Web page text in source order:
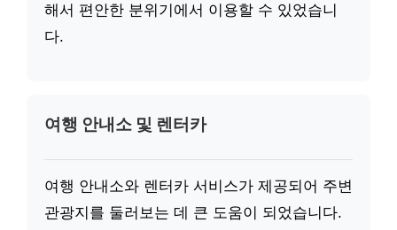
해서 편안한 분위기에서 이용할 수 있었습니
다.
여행 안내소 및 렌터카
여행 안내소와 렌터카 서비스가 제공되어 주변
관광지를 둘러보는 데 큰 도움이 되었습니다.